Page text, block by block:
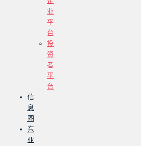
业
平
台
投
资
者
平
台
信
息
图
东
亚